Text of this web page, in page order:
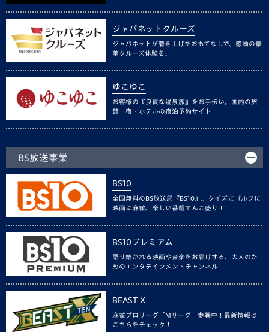
ジャパネットクルーズ
ジャパネットが磨き上げたおもてなしで、感動の豪
華クルーズ体験を。
ゆこゆこ
お客様の『良質な温泉旅』をお手伝い。国内の旅
館・宿・ホテルの宿泊予約サイト
BS放送事業
BS10
全国無料のBS放送局『BS10』。クイズにゴルフに
映画に麻雀、楽しい番組てんこ盛り！
BS10プレミアム
語り継がれる映画や音楽をお届けする、大人のた
めのエンタテインメントチャンネル
BEAST X
麻雀プロリーグ「Mリーグ」参戦中！最新情報は
こちらをチェック！